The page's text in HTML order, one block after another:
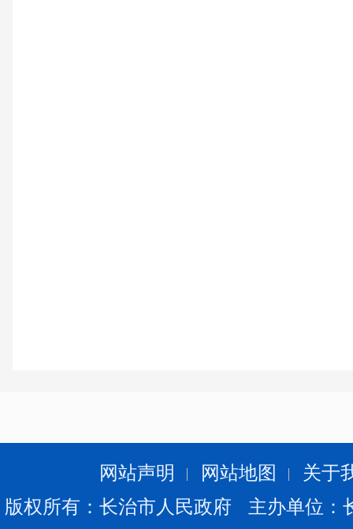
网站声明 网站地图
关于
版权所有：长治市人民政府 主办单位